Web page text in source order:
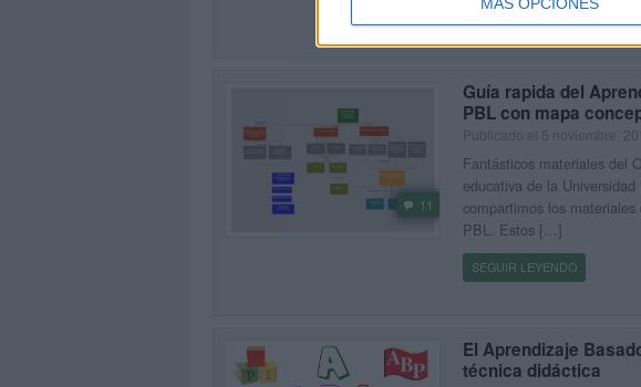
SEGUIR LEYENDO
11
Guía rapida del
PBL con mapa
Publicado el 5 noviembre,
Fantásticos materiales del
educativa de la
compartimos los
PBL. Estos […]
SEGUIR LEYENDO
El Aprendizaje
técnica didáctica